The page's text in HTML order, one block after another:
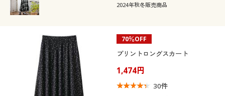
2024年秋冬販売商品
70％OFF
プリントロングスカート
1,474円
30件